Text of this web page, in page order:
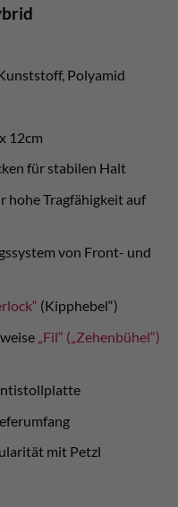
Polyamid
12cm
für stabilen Halt
hohe Tragfähigkeit auf
von Front- und
(Kipphebel“)
„Fil“ („Zehenbühel“)
mit Petzl